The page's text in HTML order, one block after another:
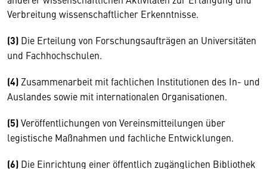
Verbreitung wissenschaftlicher Erkenntnisse.
(3) Die Erteilung von Forschungsaufträgen an Universitäten
und Fachhochschulen.
(4) Zusammenarbeit mit fachlichen Institutionen des In- und
Auslandes sowie mit internationalen Organisationen.
(5)Veröffentlichungen von Vereinsmitteilungen über
legistische Maßnahmen und fachliche Entwicklungen.
(6) Die Einrichtung einer öffentlich zugänglichen Bibliothek